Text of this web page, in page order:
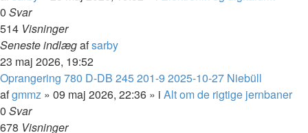
0 Svar
514 Visninger
Seneste indlægafsarby
23 maj 2026, 19:52
Oprangering 780 D-DB 245 201-9 2025-10-27 Niebüll
afgmmz » 09 maj 2026, 22:36 » i Alt om de rigtige jernbaner
0 Svar
678 Visninger